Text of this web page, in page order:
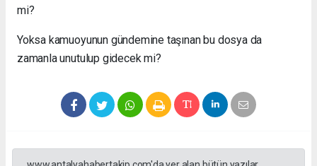
mi?
Yoksa kamuoyunun gündemine taşınan bu dosya da
zamanla unutulup gidecek mi?